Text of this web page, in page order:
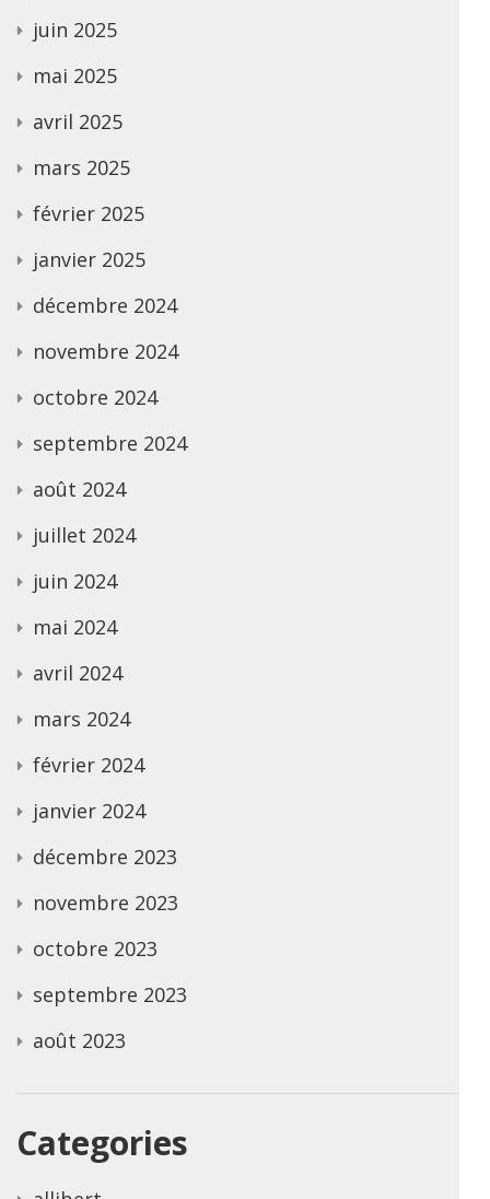
juin 2025
mai 2025
avril 2025
mars 2025
février 2025
janvier 2025
décembre 2024
novembre 2024
octobre 2024
septembre 2024
août 2024
juillet 2024
juin 2024
mai 2024
avril 2024
mars 2024
février 2024
janvier 2024
décembre 2023
novembre 2023
octobre 2023
septembre 2023
août 2023
Categories